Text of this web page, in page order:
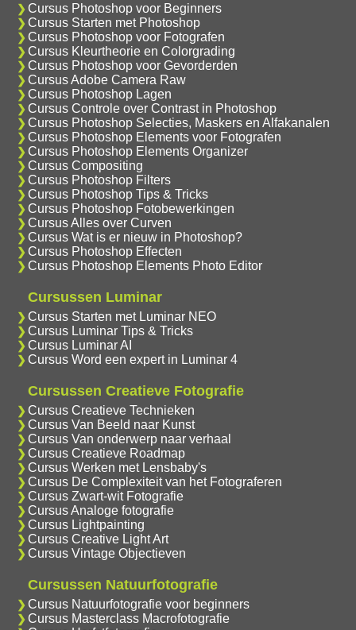
Cursus Photoshop voor Beginners
Cursus Starten met Photoshop
Cursus Photoshop voor Fotografen
Cursus Kleurtheorie en Colorgrading
Cursus Photoshop voor Gevorderden
Cursus Adobe Camera Raw
Cursus Photoshop Lagen
Cursus Controle over Contrast in Photoshop
Cursus Photoshop Selecties, Maskers en Alfakanalen
Cursus Photoshop Elements voor Fotografen
Cursus Photoshop Elements Organizer
Cursus Compositing
Cursus Photoshop Filters
Cursus Photoshop Tips & Tricks
Cursus Photoshop Fotobewerkingen
Cursus Alles over Curven
Cursus Wat is er nieuw in Photoshop?
Cursus Photoshop Effecten
Cursus Photoshop Elements Photo Editor
Cursussen Luminar
Cursus Starten met Luminar NEO
Cursus Luminar Tips & Tricks
Cursus Luminar AI
Cursus Word een expert in Luminar 4
Cursussen Creatieve Fotografie
Cursus Creatieve Technieken
Cursus Van Beeld naar Kunst
Cursus Van onderwerp naar verhaal
Cursus Creatieve Roadmap
Cursus Werken met Lensbaby's
Cursus De Complexiteit van het Fotograferen
Cursus Zwart-wit Fotografie
Cursus Analoge fotografie
Cursus Lightpainting
Cursus Creative Light Art
Cursus Vintage Objectieven
Cursussen Natuurfotografie
Cursus Natuurfotografie voor beginners
Cursus Masterclass Macrofotografie